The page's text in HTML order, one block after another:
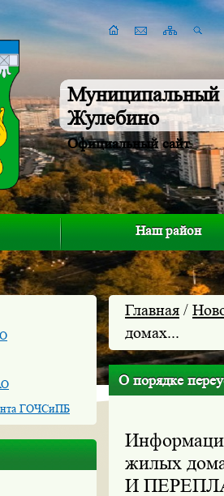
Муниципальный
Жулебино
Официальный сайт
Наш район
ГОЧСиПБ
Главная /
домах...
О порядке
жилых
И